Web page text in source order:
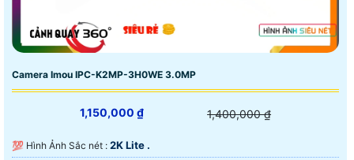
Camera Imou IPC-K2MP-3H0WE 3.0MP
1,150,000 ₫ 1,400,000 ₫
💯 Hình Ảnh Sắc nét : 2K Lite .